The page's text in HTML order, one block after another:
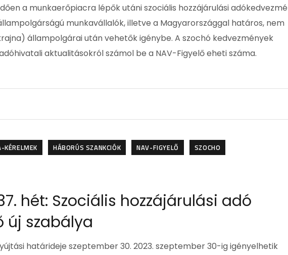
a munkaerőpiacra lépők utáni szociális hozzájárulási
munkavállalók, illetve a Magyarországgal határos, nem
állampolgárai után vehetők igénybe. A szochó kedvezmények
aktualitásokról számol be a NAV-Figyelő eheti száma.
KÉRELMEK HÁBORÚS SZANKCIÓK NAV-FIGYELŐ SZOCHO
hét: Szociális hozzájárulási adó
új szabálya
határideje szeptember 30. 2023. szeptember 30-ig igényelhetik